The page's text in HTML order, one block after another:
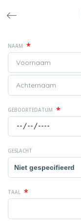
NAAM *
GEBOORTEDATUM *
GESLACHT
TAAL *